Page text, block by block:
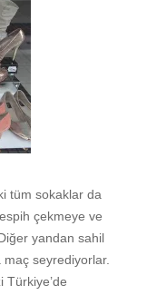
tüm sokaklar da
çekmeye ve
yandan sahil
seyrediyorlar.
Türkiye’de